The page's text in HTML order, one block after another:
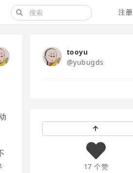
注册
tooyu
@yubugds
17 个赞